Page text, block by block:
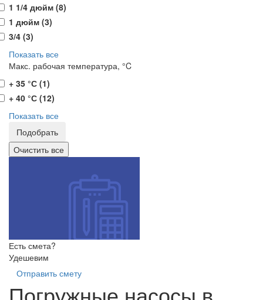
1 1/4 дюйм (8)
1 дюйм (3)
3/4 (3)
Показать все
Макс. рабочая температура, °C
+ 35 °С (1)
+ 40 °С (12)
Показать все
Есть смета?
Удешевим
Отправить смету